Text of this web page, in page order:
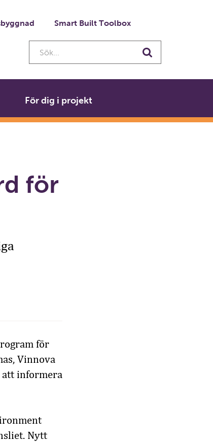
Smart Built Toolbox
Sök
För dig i projekt
för
för
Vinnova
att informera
Nytt